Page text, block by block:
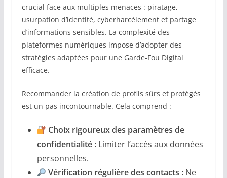
crucial face aux multiples menaces : piratage,
usurpation d’identité, cyberharcèlement et partage
d’informations sensibles. La complexité des
plateformes numériques impose d’adopter des
stratégies adaptées pour une Garde-Fou Digital
efficace.
Recommander la création de profils sûrs et protégés
est un pas incontournable. Cela comprend :
Choix rigoureux des paramètres de
confidentialité :Limiter l’accès aux données
personnelles.
Vérification régulière des contacts :Ne